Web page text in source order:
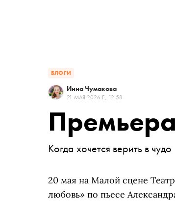
БЛОГИ
Инна Чумакова
21 МАЯ 2026 Г., 12:58
Премьера
Когда хочется верить в чудо
20 мая на Малой сцене
любовь» по пьесе